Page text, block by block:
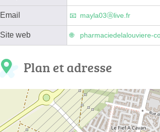
Email mayla03ⓐlive.fr
Site web pharmaciedelalouviere-
Plan et adresse